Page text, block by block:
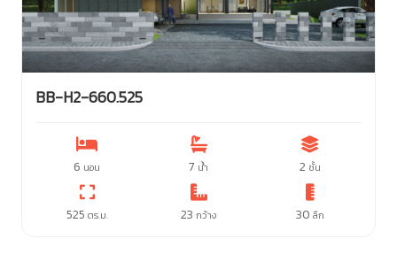
BB-H2-660.525
6 นอน 7 น้ำ 2 ชั้น
525 ตร.ม. 23 กว้าง 30 ลึก